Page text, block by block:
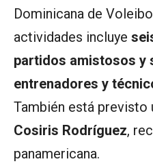
Dominicana de
actividades incluye
partidos amistosos y
entrenadores y
También está previsto
Cosiris Rodríguez,
panamericana.